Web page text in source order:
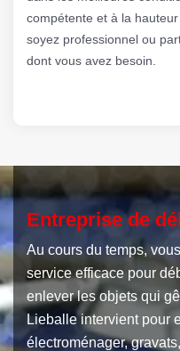
compétente et à la
soyez professionnel ou
dont vous avez besoin.
Entreprise de
Au cours du temps,
service efficace pour
enlever les objets qui
Lieballe intervient pour
électroménager,